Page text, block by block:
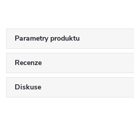
Parametry produktu
Recenze
Diskuse